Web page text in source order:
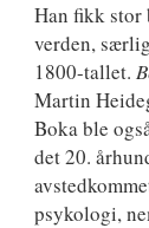
Han fikk stor
verden,
1800-tallet.
Martin
Boka ble
det 20.
psykologi,